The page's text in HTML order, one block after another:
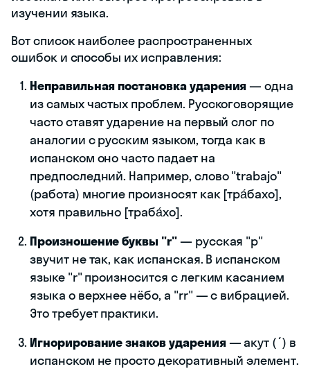
изучении языка.
Вот список наиболее распространенных
ошибок и способы их исправления:
Неправильная постановка ударения— одна
из самых частых проблем. Русскоговорящие
часто ставят ударение на первый слог по
аналогии с русским языком, тогда как в
испанском оно часто падает на
предпоследний. Например, слово "trabajo"
(работа) многие произносят как [тра́бахо],
хотя правильно [траба́хо].
Произношение буквы "r"— русская "р"
звучит не так, как испанская. В испанском
языке "r" произносится с легким касанием
языка о верхнее нёбо, а "rr" — с вибрацией.
Это требует практики.
Игнорирование знаков ударения— акут (´) в
испанском не просто декоративный элемент.